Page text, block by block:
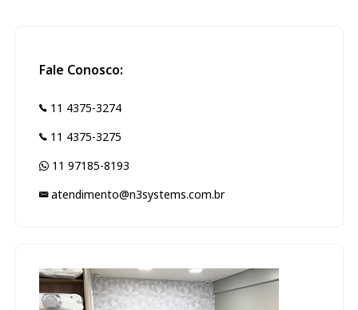
Fale Conosco:
11 4375-3274
11 4375-3275
11 97185-8193
atendimento@n3systems.com.br